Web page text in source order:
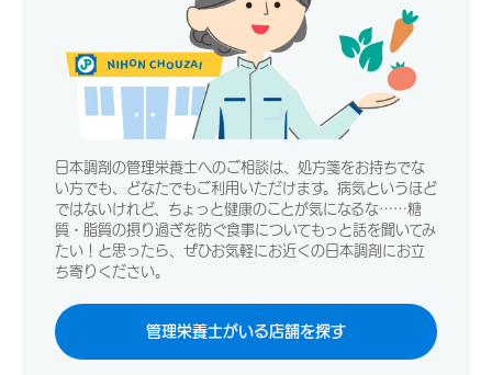
日本調剤の管理栄養士へのご相談は、処方箋をお持ちでな
い方でも、どなたでもご利用いただけます。病気というほど
ではないけれど、ちょっと健康のことが気になるな……糖
質・脂質の摂り過ぎを防ぐ食事についてもっと話を聞いてみ
たい！と思ったら、ぜひお気軽にお近くの日本調剤にお立
ち寄りください。
管理栄養士がいる店舗を探す